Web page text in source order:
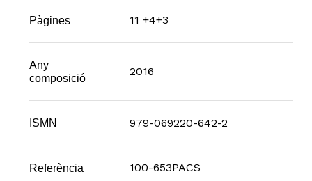
Pàgines 11 +4+3
Any
composició
2016
ISMN 979-069220-642-2
Referència 100-653PACS